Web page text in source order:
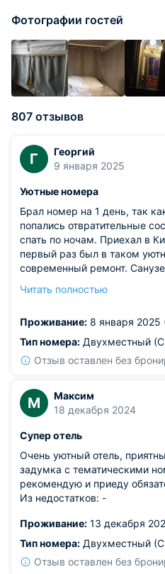
Фотографии гостей
807 отзывов
Г
Георгий
9 января 2025
Уютные номера
Брал номер на 1 день, так
попались отвратительные
спать по ночам. Приехал в
первый раз был в таком
современный ремонт.
другими постояльцами в
Из недостатков: сломана
машины
Читать полностью
Проживание: 8 января 2025
Тип номера: Двухместный
Отзыв оставлен без
М
Максим
18 декабря 2024
Супер отель
Очень уютный отель,
задумка с тематическими
рекомендую и приеду
Из недостатков: -
Проживание: 13 декабря
Тип номера: Двухместный
Отзыв оставлен без